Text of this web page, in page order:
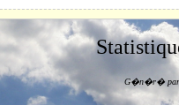
G�n�r� par